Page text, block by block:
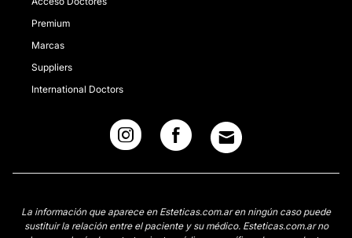
Premium
Marcas
Suppliers
International Doctors
La información que aparece en Esteticas.com.ar en ningún caso puede
sustituir la relación entre el paciente y su médico. Esteticas.com.ar no